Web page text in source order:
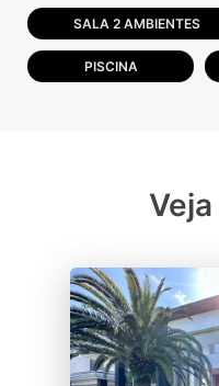
SALA 2 AMBIENTES
PISCINA